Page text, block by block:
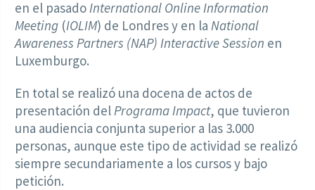
en el pasadoInternational Online Information
Meeting (IOLIM) de Londres y en la National
Awareness Partners (NAP) Interactive Session en
Luxemburgo.
En total se realizó una docena de actos de
presentación del Programa Impact, que tuvieron
una audiencia conjunta superior a las 3.000
personas, aunque este tipo de actividad se realizó
siempre secundariamente a los cursos y bajo
petición.